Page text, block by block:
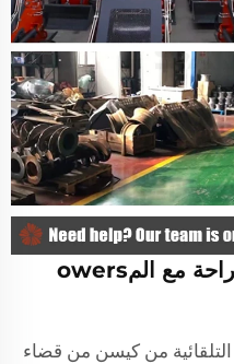
استمتع بوقت أطول للراحة مع المowers
من كيسن من قضاء